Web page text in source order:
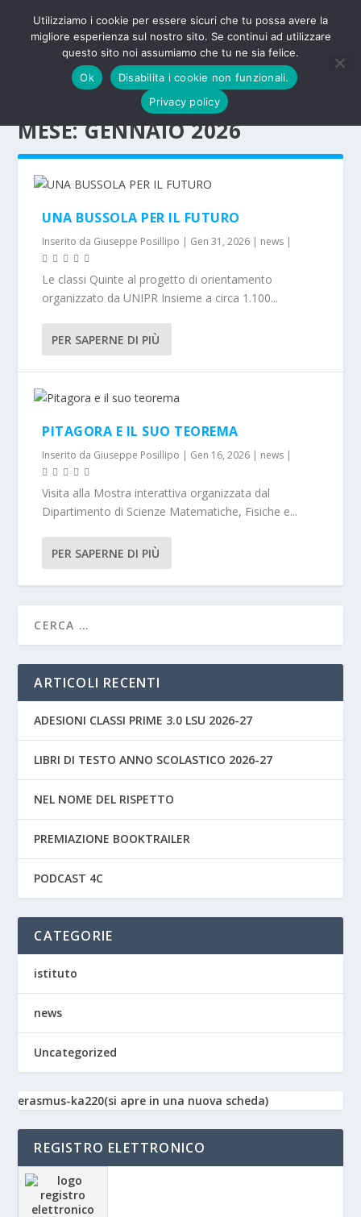
MESE:GENNAIO 2026
UNA BUSSOLA PER IL FUTURO
Inserito da Giuseppe Posillipo | Gen 31, 2026 | news |
Le classi Quinte al progetto di orientamento
organizzato da UNIPR Insieme a circa 1.100...
PER SAPERNE DI PIÙ
PITAGORA E IL SUO TEOREMA
Inserito da Giuseppe Posillipo | Gen 16, 2026 | news |
Visita alla Mostra interattiva organizzata dal
Dipartimento di Scienze Matematiche, Fisiche e...
PER SAPERNE DI PIÙ
ARTICOLI RECENTI
ADESIONI CLASSI PRIME 3.0 LSU 2026-27
LIBRI DI TESTO ANNO SCOLASTICO 2026-27
NEL NOME DEL RISPETTO
PREMIAZIONE BOOKTRAILER
PODCAST 4C
CATEGORIE
istituto
news
Uncategorized
erasmus-ka220(si apre in una nuova scheda)
REGISTRO ELETTRONICO
Utilizziamo i cookie per essere sicuri che tu possa avere la
migliore esperienza sul nostro sito. Se continui ad utilizzare
questo sito noi assumiamo che tu ne sia felice.
Ok
Disabilita i cookie non funzionali.
Privacy policy